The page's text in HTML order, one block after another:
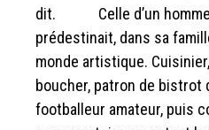
dit. Celle d’un homme
prédestinait, dans sa
monde artistique.
boucher, patron de bistrot
footballeur amateur, puis